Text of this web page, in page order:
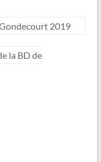
2019
la BD de